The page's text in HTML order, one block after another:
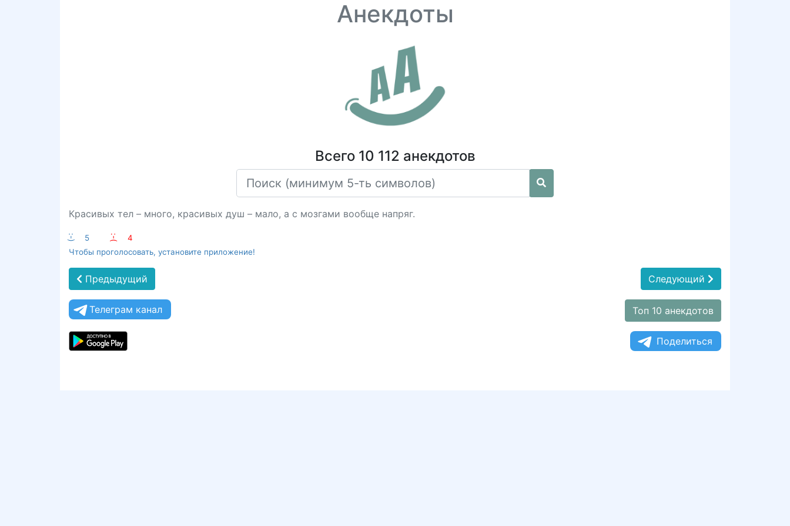
Анекдоты
Всего 10 112 анекдотов
Красивых тел – много, красивых душ – мало, а с мозгами вообще напряг.
:-) 5 :-(
4
Чтобы проголосовать, установите приложение!
Предыдущий Следующий
Телеграм канал Топ 10 анекдотов
Поделиться